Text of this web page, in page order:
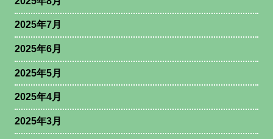
2025年7月
2025年6月
2025年5月
2025年4月
2025年3月